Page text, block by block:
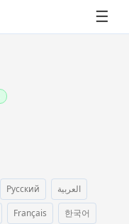
☰
Русский
العربية
Français
한국어